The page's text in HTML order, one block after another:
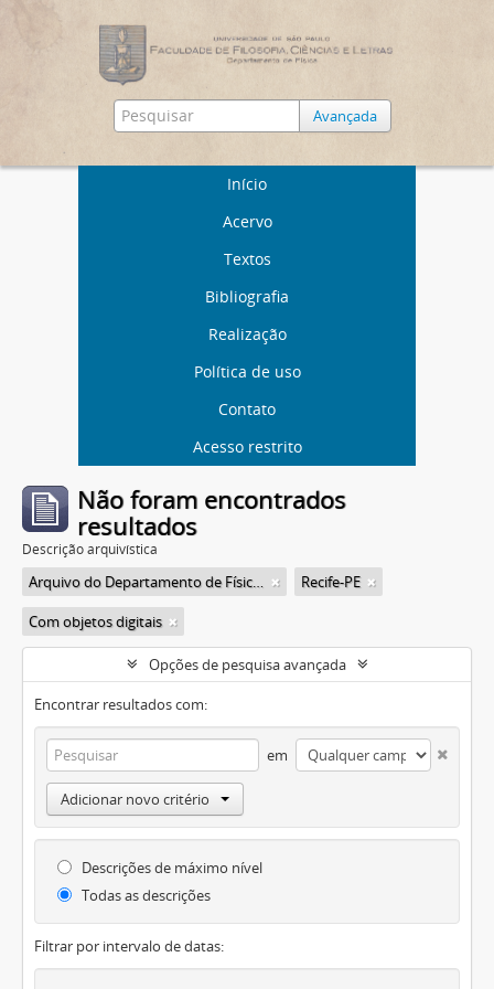
Avançada
Início
Acervo
Textos
Bibliografia
Realização
Política de uso
Contato
Acesso restrito
Não foram encontrados
resultados
Descrição arquivística
Arquivo do Departamento de Física da Faculdade de Filosofia (FFLC)
Recife-PE
Com objetos digitais
Opções de pesquisa avançada
Encontrar resultados com:
em
Adicionar novo critério
Descrições de máximo nível
Todas as descrições
Filtrar por intervalo de datas: